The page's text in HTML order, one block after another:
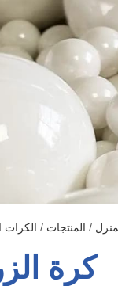
/ المنتجات / الكرات
كرة